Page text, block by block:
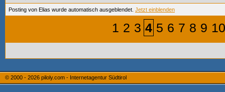
Posting von Elias wurde automatisch ausgeblendet. Jetzt einblenden
1 2 3 4 5 6 7 8 9 10
© 2000 - 2026 piloly.com - Internetagentur Südtirol